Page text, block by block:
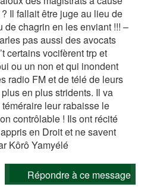
Il fallait être juge au lieu de
de chagrin en les enviant !!! –
pas aussi des avocats
certains vocifèrent trp et
ou un non et qui inondent
radio FM et de télé de leurs
en plus stridents. Il va
leur rabaisse le
contrôlable ! Ils ont récité
en Droit et ne savent
Kôrô Yamyélé
Répondre à ce message